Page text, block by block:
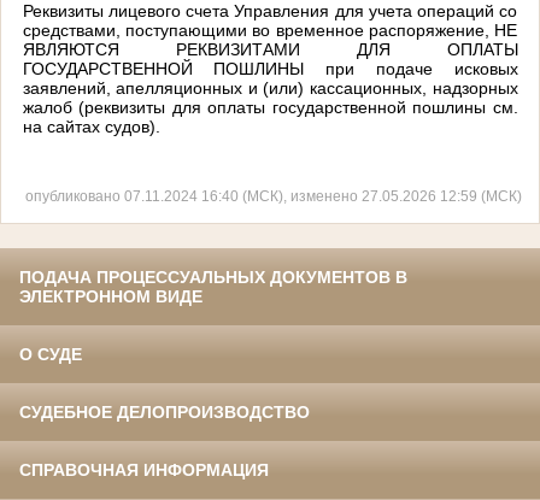
Реквизиты лицевого счета Управления для учета операций со
средствами, поступающими во временное распоряжение, НЕ
ЯВЛЯЮТСЯ РЕКВИЗИТАМИ ДЛЯ ОПЛАТЫ
ГОСУДАРСТВЕННОЙ ПОШЛИНЫ при подаче исковых
заявлений, апелляционных и (или) кассационных, надзорных
жалоб (реквизиты для оплаты государственной пошлины см.
на сайтах судов).
опубликовано 07.11.2024 16:40 (МСК), изменено 27.05.2026 12:59 (МСК)
ПОДАЧА ПРОЦЕССУАЛЬНЫХ ДОКУМЕНТОВ В
ЭЛЕКТРОННОМ ВИДЕ
О СУДЕ
СУДЕБНОЕ ДЕЛОПРОИЗВОДСТВО
СПРАВОЧНАЯ ИНФОРМАЦИЯ